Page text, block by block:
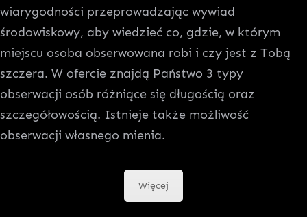
wiarygodności przeprowadzając wywiad
środowiskowy, aby wiedzieć co, gdzie, w którym
miejscu osoba obserwowana robi i czy jest z Tobą
szczera. W ofercie znajdą Państwo 3 typy
obserwacji osób różniące się długością oraz
szczegółowością. Istnieje także możliwość
obserwacji własnego mienia.
Więcej